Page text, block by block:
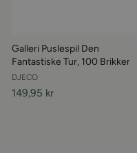
Galleri Puslespil Den
Fantastiske Tur, 100 Brikker
DJECO
149,95 kr